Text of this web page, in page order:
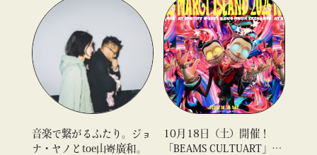
音楽で繋がるふたり。ジョ
ナ・ヤノとtoe山㟢廣和。
10月18日（土）開催！
「BEAMS CULTUART」が